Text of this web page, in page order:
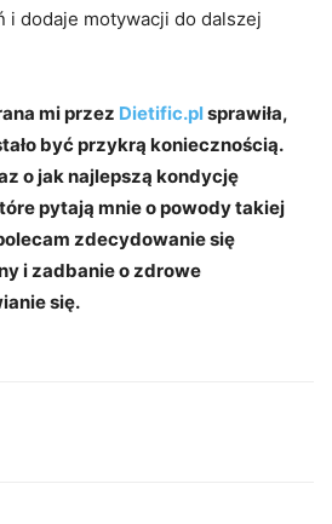
i dodaje motywacji do dalszej
mi przez Dietific.plsprawiła,
być przykrą koniecznością.
o jak najlepszą kondycję
pytają mnie o powody takiej
zdecydowanie się
i zadbanie o zdrowe
się.